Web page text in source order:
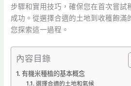
步驟和實用技巧，確保您在首次嘗試
成功。從選擇合適的土地到收穫飽滿
您探索這一過程。
內容目錄
有機米種植的基本概念
選擇合適的土地和氣候